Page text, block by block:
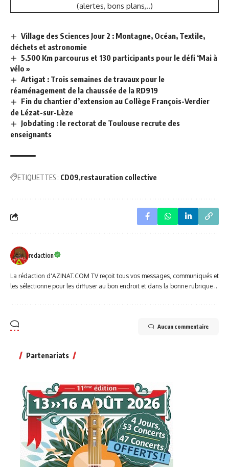
(alertes, bons plans,..)
Village des Sciences Jour 2 : Montagne, Océan, Textile,
déchets et astronomie
5.500 Km parcourus et 130 participants pour le défi ‘Mai à
vélo »
Artigat : Trois semaines de travaux pour le
réaménagement de la chaussée de la RD919
Fin du chantier d’extension au Collège François-Verdier
de Lézat-sur-Lèze
Jobdating : le rectorat de Toulouse recrute des
enseignants
ETIQUETTES : CD09 restauration collective
redaction
La rédaction d'AZINAT.COM TV reçoit tous vos messages, communiqués et
les sélectionne pour les diffuser au bon endroit et dans la bonne rubrique ..
Aucun commentaire
Partenariats